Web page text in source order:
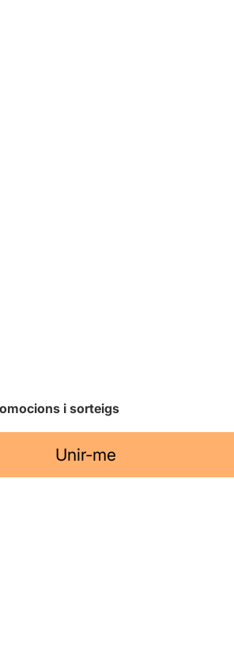
i sorteigs
Unir-me